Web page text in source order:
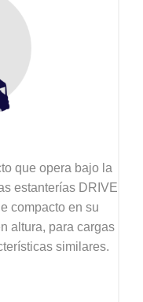
que opera bajo la
estanterías DRIVE
compacto en su
altura, para cargas
similares.